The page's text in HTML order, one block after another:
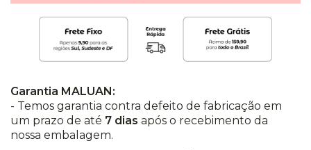
Garantia MALUAN:
- Temos garantia contra defeito de fabricação em
um prazo de até 7 dias após o recebimento da
nossa embalagem.